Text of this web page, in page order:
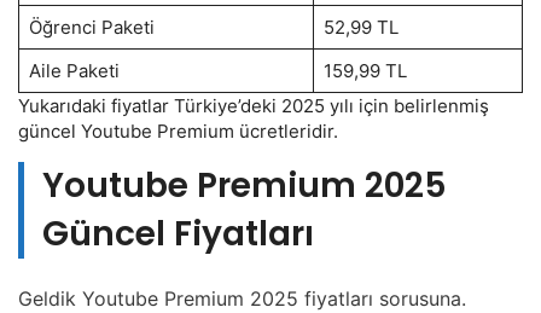
Öğrenci Paketi
52,99 TL
Aile Paketi
159,99 TL
Yukarıdaki fiyatlar Türkiye’deki 2025 yılı için belirlenmiş
güncel Youtube Premium ücretleridir.
Youtube Premium 2025
Güncel Fiyatları
Geldik Youtube Premium 2025 fiyatları sorusuna.